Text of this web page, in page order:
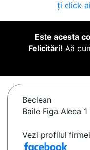
ți click
Este acesta
Felicitări! Aă
Beclean
Baile Figa Aleea 1
Vezi profilul